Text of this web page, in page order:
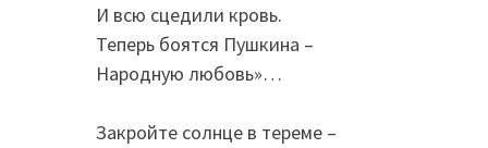
И всю сцедили кровь.
Теперь боятся Пушкина –
Народную любовь»…
Закройте солнце в тереме –